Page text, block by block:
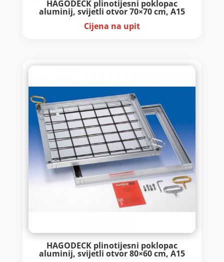
HAGODECK plinotijesni poklopac
aluminij, svijetli otvor 70×70 cm, A15
Cijena na upit
HAGODECK plinotijesni poklopac
aluminij, svijetli otvor 80×60 cm, A15